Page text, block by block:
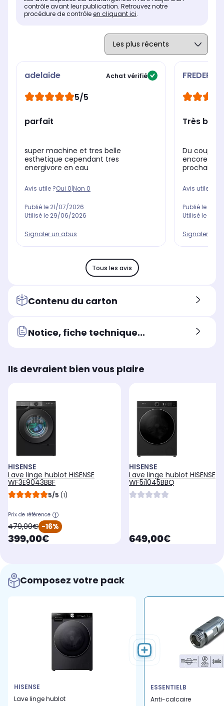
contrôle avant leur publication. Retrouvez notre
procédure de contrôleen cliquant ici.
adelaide Achat vérifié
5/5
parfait
super machine et tres belle
esthetique cependant tres
energivore en eau
Avis utile ?Oui 0|Non 0
Publié le 21/07/2026
Utilisé le 29/06/2026
Signaler un abus
FREDERIC
Très bien.
Du coup
encore
prochaines
Avis utile ?
Publié le
Utilisé le
Signaler un
Tous les avis
Contenu du carton
Notice, fiche technique...
Ils devraient bien vous plaire
HISENSE
Lave linge hublot HISENSE
WF3E9043BBF
5/5 (1)
Prix de référence
oldPrice
479,00€ -16%
currentPrice
399,00€
HISENSE
Lave linge hublot HISENSE
WF5i1045BBQ
currentPrice
649,00€
Composez votre pack
HISENSE
Lave linge hublot
ESSENTIELB
Anti-calcaire